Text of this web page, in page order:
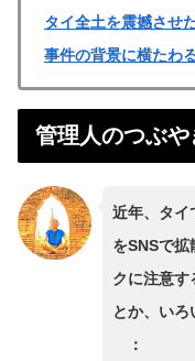
タイ全土を震撼させ
事件の背景に横たわ
管理人のつぶや
近年、タイ
をSNSで拡
クに注意す
とか、いろ
：